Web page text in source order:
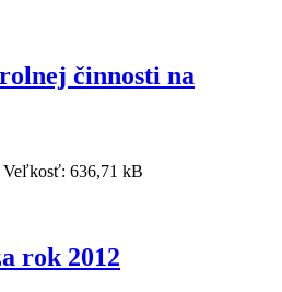
činnosti na
Veľkosť: 636,71 kB
rok 2012